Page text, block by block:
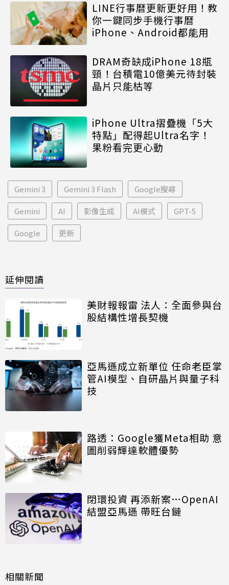
LINE行事曆更新更好用！教
你一鍵同步手機行事曆
iPhone、Android都能用
DRAM奇缺成iPhone 18瓶
頸！台積電10億美元待封裝
晶片只能枯等
iPhone Ultra摺疊機「5大
特點」配得起Ultra名字！
果粉看完更心動
Gemini 3 Gemini 3 Flash Google搜尋
Gemini AI 影像生成 AI模式 GPT-5
Google 更新
延伸閱讀
美財報報雷 法人：全面參與台
股結構性增長契機
亞馬遜成立新單位 任命老臣掌
管AI模型、自研晶片與量子科
技
路透：Google獲Meta相助 意
圖削弱輝達軟體優勢
閉環投資 再添新案…OpenAI
結盟亞馬遜 帶旺台鏈
相關新聞